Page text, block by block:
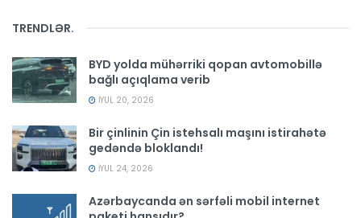
TRENDLƏR.
BYD yolda mühərriki qopan avtomobillə
bağlı açıqlama verib
İYUL 20, 2026
Bir çinlinin Çin istehsalı maşını istirahətə
gedəndə bloklandı!
İYUL 24, 2026
Azərbaycanda ən sərfəli mobil internet